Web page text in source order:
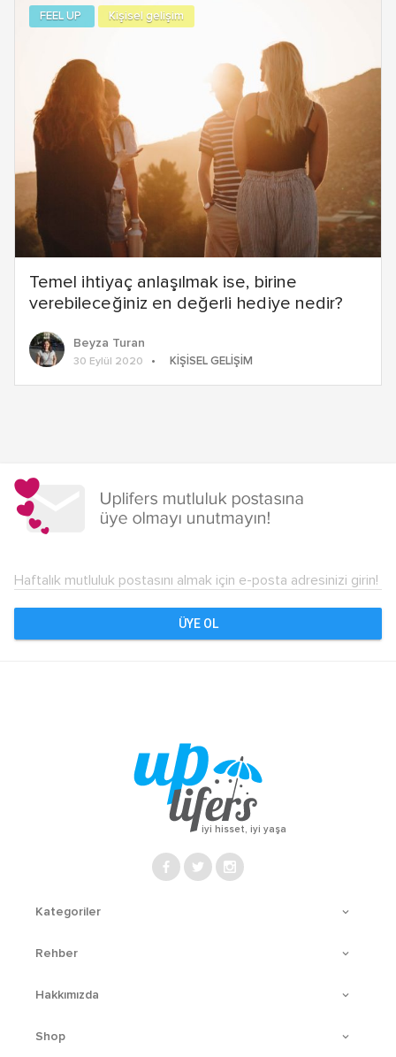
Temel ihtiyaç anlaşılmak ise, birine
verebileceğiniz en değerli hediye nedir?
FEEL UP Kişisel gelişim
Beyza Turan
30 Eylül 2020 KIŞISEL GELIŞIM
dolaşımı
Haftalık mutluluk postasını almak için e-posta adresinizi girin!
ÜYE OL
iyi hisset, iyi yaşa
Kategoriler
Rehber
Hakkımızda
Shop